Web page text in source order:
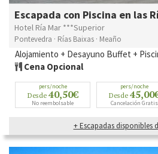
Escapada con Piscina en las
Hotel Ría Mar ***Superior
Pontevedra · Rías Baixas · Meaño
Alojamiento + Desayuno Buffet +
Cena Opcional
pers/noche
Desde 40,50€
No reembolsable
pers/noche
Desde
Cancelación Gratis
+ Escapadas disponibles